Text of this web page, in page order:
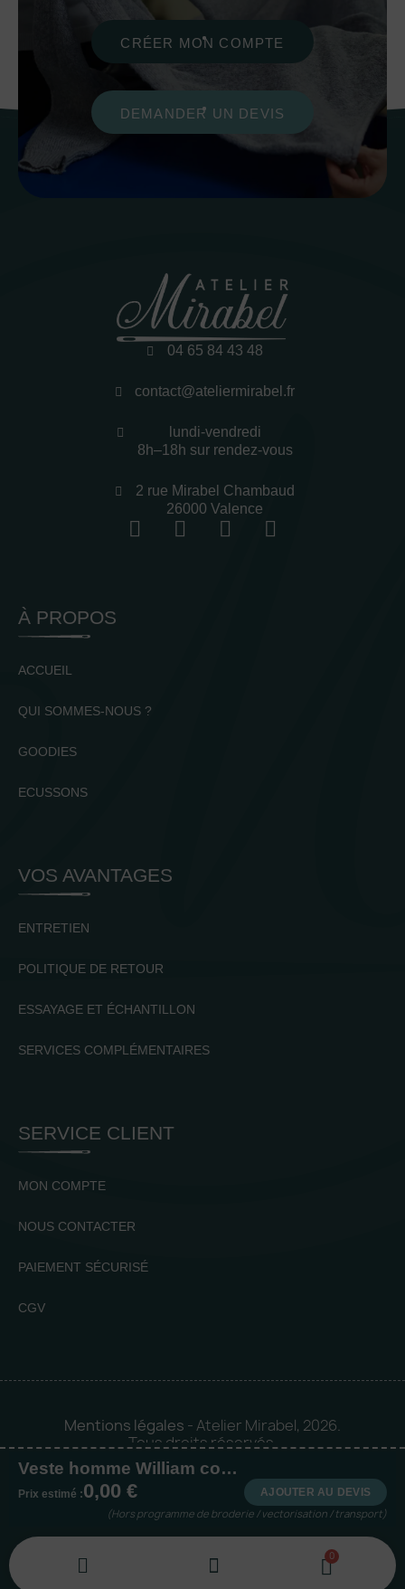
Veste homme William coupe cintrée
Prix estimé :0,00 € AJOUTER AU DEVIS
(Hors programme de broderie / vectorisation / transport)
CRÉER MON COMPTE
DEMANDER UN DEVIS
04 65 84 43 48
contact@ateliermirabel.fr
lundi-vendredi
8h–18h sur rendez-vous
2 rue Mirabel Chambaud
26000 Valence
À PROPOS
ACCUEIL
QUI SOMMES-NOUS ?
GOODIES
ECUSSONS
VOS AVANTAGES
ENTRETIEN
POLITIQUE DE RETOUR
ESSAYAGE ET ÉCHANTILLON
SERVICES COMPLÉMENTAIRES
SERVICE CLIENT
MON COMPTE
NOUS CONTACTER
PAIEMENT SÉCURISÉ
CGV
Mentions légales - Atelier Mirabel, 2026.
Tous droits réservés.
Mise en orbite 🪐 byLogia |
Agence web et communication